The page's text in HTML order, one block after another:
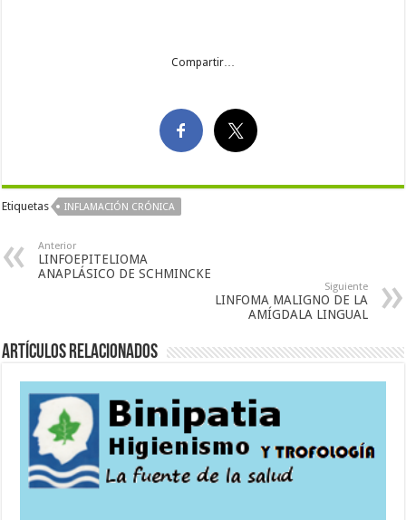
Compartir…
Etiquetas INFLAMACIÓN CRÓNICA
Anterior
LINFOEPITELIOMA
ANAPLÁSICO DE SCHMINCKE
Siguiente
LINFOMA MALIGNO DE LA
AMÍGDALA LINGUAL
Artículos Relacionados